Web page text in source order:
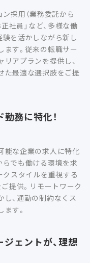
採用（業務委託から
社員」など、多様な働
を活かしながら新し
す。従来の転職サー
アプランを提供し、
た最適な選択肢をご提
務に特化！
能な企業の求人に特化
らでも働ける環境を求
クスタイルを重視する
提供。リモートワーク
、通勤の制約なくス
す。
ェントが、理想